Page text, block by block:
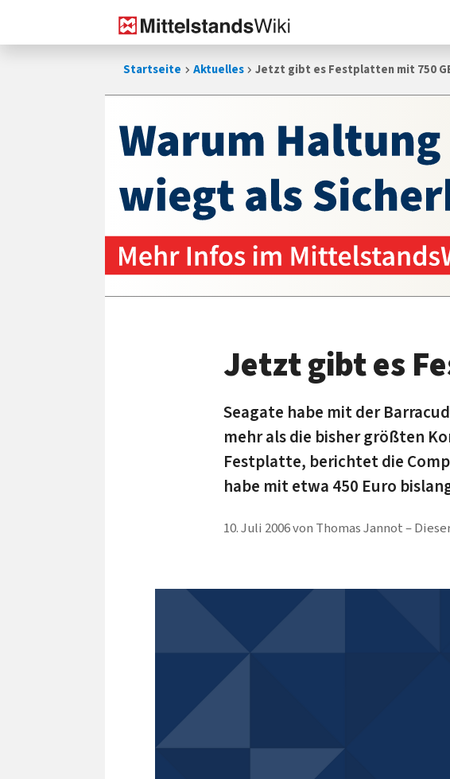
Startseite Aktuelles Jetzt gibt es Festplatten mit 750
Jetzt gibt es
Seagate habe mit der
mehr als die bisher größten
Festplatte, berichtet die
habe mit etwa 450 Euro
10. Juli 2006von Thomas Jannot